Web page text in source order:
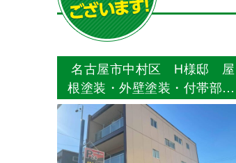
名古屋市中村区 H様邸 屋
根塗装・外壁塗装・付帯部塗
装・シーリング工事 【使用
塗料】屋根：ウルトラSi 外
壁：ウルトラSi